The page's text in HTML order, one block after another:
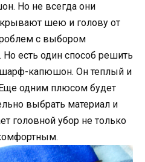
Но не всегда они
шею и голову от
с выбором
есть один способ решить
шарф-капюшон. Он теплый и
одним плюсом будет
выбрать материал и
головной убор не только